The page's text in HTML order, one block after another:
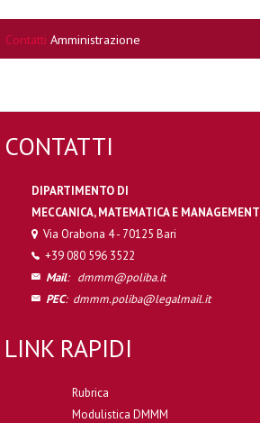
Contatti Amministrazione
CONTATTI
DIPARTIMENTO DI
MECCANICA, MATEMATICA E MANAGEMENT
Via Orabona 4 - 70125 Bari
+39 080 596 3522
Mail: dmmm@poliba.it
PEC: dmmm.poliba@legalmail.it
LINK RAPIDI
Rubrica
Modulistica DMMM